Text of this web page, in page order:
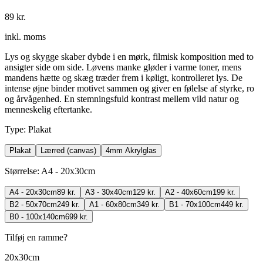
89 kr.
inkl. moms
Lys og skygge skaber dybde i en mørk, filmisk komposition med to
ansigter side om side. Løvens manke gløder i varme toner, mens
mandens hætte og skæg træder frem i køligt, kontrolleret lys. De
intense øjne binder motivet sammen og giver en følelse af styrke, ro
og årvågenhed. En stemningsfuld kontrast mellem vild natur og
menneskelig eftertanke.
Type: Plakat
Plakat Lærred (canvas) 4mm Akrylglas
Størrelse: A4 - 20x30cm
A4 - 20x30cm89 kr. A3 - 30x40cm129 kr. A2 - 40x60cm199 kr.
B2 - 50x70cm249 kr. A1 - 60x80cm349 kr. B1 - 70x100cm449 kr.
B0 - 100x140cm699 kr.
Tilføj en ramme?
20x30cm